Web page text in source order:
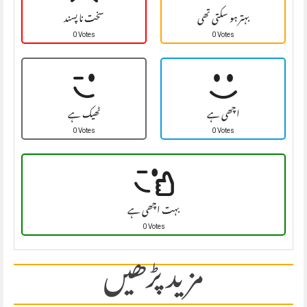
سخت نا پسند
0 Votes بہتر ہو سکتی تھی
0 Votes
ٹھیک ہے
0 Votes اچھی ہے
0 Votes
بہت اچھی ہے
0 Votes
مزید پڑھیں